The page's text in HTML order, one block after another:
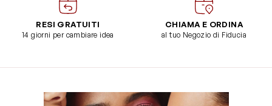
RESI GRATUITI
14 giorni per cambiare idea
CHIAMA E ORDINA
al tuo Negozio di Fiducia